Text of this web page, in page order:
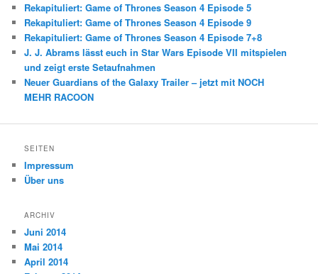
Rekapituliert: Game of Thrones Season 4 Episode 5
Rekapituliert: Game of Thrones Season 4 Episode 9
Rekapituliert: Game of Thrones Season 4 Episode 7+8
J. J. Abrams lässt euch in Star Wars Episode VII mitspielen
und zeigt erste Setaufnahmen
Neuer Guardians of the Galaxy Trailer – jetzt mit NOCH
MEHR RACOON
SEITEN
Impressum
Über uns
ARCHIV
Juni 2014
Mai 2014
April 2014